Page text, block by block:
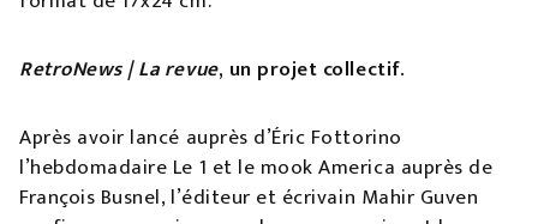
RetroNews | La revue, un projet collectif.
Après avoir lancé auprès d’Éric Fottorino
l’hebdomadaire Le 1 et le mook America auprès de
François Busnel, l’éditeur et écrivain Mahir Guven